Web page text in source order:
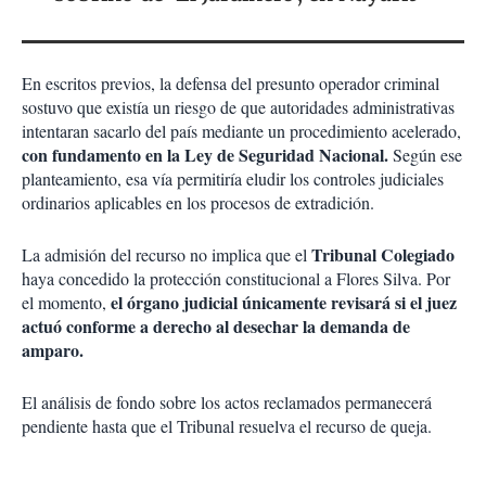
En escritos previos, la defensa del presunto operador criminal
sostuvo que existía un riesgo de que autoridades administrativas
intentaran sacarlo del país mediante un procedimiento acelerado,
con fundamento en la Ley de Seguridad Nacional.Según ese
planteamiento, esa vía permitiría eludir los controles judiciales
ordinarios aplicables en los procesos de extradición.
La admisión del recurso no implica que elTribunal Colegiado
haya concedido la protección constitucional a Flores Silva. Por
el momento, el órgano judicial únicamente revisará si el juez
actuó conforme a derecho al desechar la demanda de
amparo.
El análisis de fondo sobre los actos reclamados permanecerá
pendiente hasta que el Tribunal resuelva el recurso de queja.